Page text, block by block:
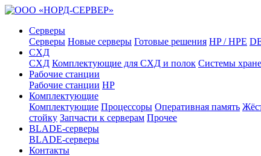
Серверы
Серверы Новые серверы Готовые решения HP / HPE
СХД
СХД Комплектующие для СХД и полок Системы
Рабочие станции
Рабочие станции HP
Комплектующие
Комплектующие Процессоры Оперативная память
стойку Запчасти к серверам Прочее
BLADE-серверы
BLADE-серверы
Контакты